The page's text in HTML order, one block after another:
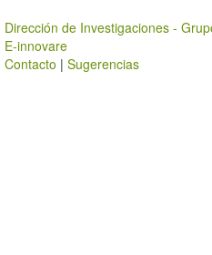
Dirección de Investigaciones -
E-innovare
Contacto | Sugerencias